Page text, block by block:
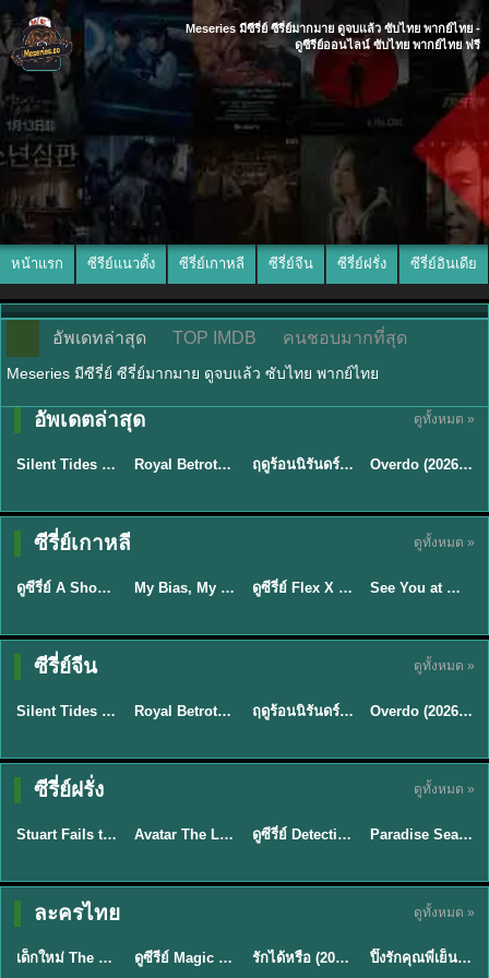
Meseries มีซีรี่ย์ ซีรี่ย์มากมาย ดูจบแล้ว ซับไทย พากย์ไทย -
ดูซีรีย์ออนไลน์ ซับไทย พากย์ไทย ฟรี
หน้าแรก ซีรีย์แนวตั้ง ซีรี่ย์เกาหลี ซีรี่ย์จีน ซีรี่ย์ฝรั่ง ซีรี่ย์อินเดีย
อัพเดทล่าสุด TOP IMDB คนชอบมากที่สุด
Meseries มีซีรี่ย์ ซีรี่ย์มากมาย ดูจบแล้ว ซับไทย พากย์ไทย
อัพเดตล่าสุด ดูทั้งหมด »
★9.5
พากย์ไทย
Silent Tides คลื่นลมลวง (2025) พากย์ไทย ซับไทย EP.1-31 ★9 Royal Betrothal (2026) สัญญาวิวาห์แห่งราชวงศ์ พากย์ไทย ซับไทย EP1-32 ★8.8 ฤดูร้อนนิรันดร์ (2026) Never-Ending Summer พากย์ไทย EP.1-29
ซับไทย
Overdo (2026) รักเกินแค้น พากย์ไทย ซับไทย EP1-33 (จบ)
ซีรี่ย์เกาหลี ดูทั้งหมด »
★8 EP.16
พากย์ไทย
TH EP. 16
ดูซีรี่ย์ A Shop for Killers 2 ร้านลับนักฆ่า ซีซัน 2 (2026) ซับไทย-พากย์ไทย My Bias, My Boss เมื่อเมนฉันเป็นประธานบริษัท (2026) พากย์ไทย ซับไทย EP.1-12 ★8 EP.16
Sub EP. 16 | TH
ดูซีรี่ย์ Flex X Cop คุณชายสายสืบ (2024) พากย์ไทย-ซับไทย EP.1-16 (จบ) ★9
ซับไทย | พากย์
Sub EP. 8 | TH
See You at Work Tomorrow! เจอกันที่ออฟฟิศพรุ่งนี้นะ พากย์ไทย
ซีรี่ย์จีน ดูทั้งหมด »
★9.5
พากย์ไทย
Silent Tides คลื่นลมลวง (2025) พากย์ไทย ซับไทย EP.1-31 ★9 Royal Betrothal (2026) สัญญาวิวาห์แห่งราชวงศ์ พากย์ไทย ซับไทย EP1-32 ★8.8 ฤดูร้อนนิรันดร์ (2026) Never-Ending Summer พากย์ไทย EP.1-29
ซับไทย
Overdo (2026) รักเกินแค้น พากย์ไทย ซับไทย EP1-33 (จบ)
ซีรี่ย์ฝรั่ง ดูทั้งหมด »
★8.8 EP.2
พากย์ไทย
TH EP. 2
Stuart Fails to Save the Universe (2026) สจ๊วตล่มแผนกู้จักรวาล พากย์ไทย EP1-10 ★7.8 EP.7Avatar The Last Airbender 2 เณรน้อยเจ้าอภินิหาร พากย์ไทย EP.9ดูซีรี่ย์ Detective Hole (2026) พากย์ไทย HD ฟรี อัปเดตล่าสุด Netflix EP.8
พากย์ไทย
Paradise Season 2 (2026) พากย์ไทย EP1-8 ดูซีรี่ย์ฝรั่ง HD ครบทุกตอน
ละครไทย ดูทั้งหมด »
★ 8 EP.6
พากย์ไทย
เด็กใหม่ The Reset 2026 EP1-6 พากย์ไทย ดูซีรี่ย์ Netflix ล่าสุด HD ดูซีรีย์ Magic Move (2026) ทำนายทายรัก Thai EP.1-10 HD รักได้หรือ (2026) YOUNG Let's Begin Again พากย์ไทย EP.1-19 ★8
พากย์ไทย
ปิ๊งรักคุณพี่เย็นชา (2026) Frozen Valentine EP.1-10 (จบ)